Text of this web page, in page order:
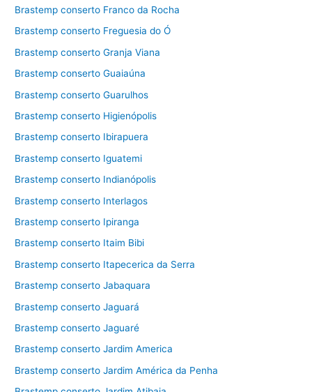
Brastemp conserto Franco da Rocha
Brastemp conserto Freguesia do Ó
Brastemp conserto Granja Viana
Brastemp conserto Guaiaúna
Brastemp conserto Guarulhos
Brastemp conserto Higienópolis
Brastemp conserto Ibirapuera
Brastemp conserto Iguatemi
Brastemp conserto Indianópolis
Brastemp conserto Interlagos
Brastemp conserto Ipiranga
Brastemp conserto Itaim Bibi
Brastemp conserto Itapecerica da Serra
Brastemp conserto Jabaquara
Brastemp conserto Jaguará
Brastemp conserto Jaguaré
Brastemp conserto Jardim America
Brastemp conserto Jardim América da Penha